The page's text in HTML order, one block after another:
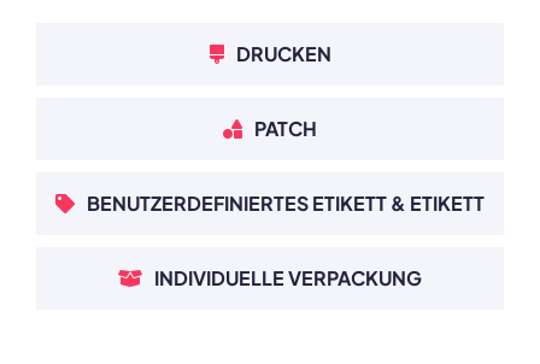
DRUCKEN
PATCH
BENUTZERDEFINIERTES ETIKETT & ETIKETT
INDIVIDUELLE VERPACKUNG